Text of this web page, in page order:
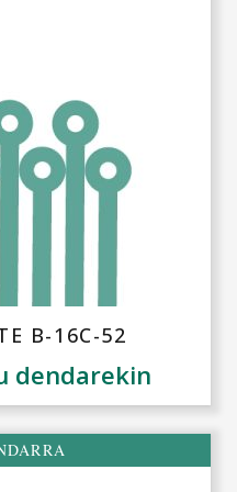
B-16C-52
dendarekin